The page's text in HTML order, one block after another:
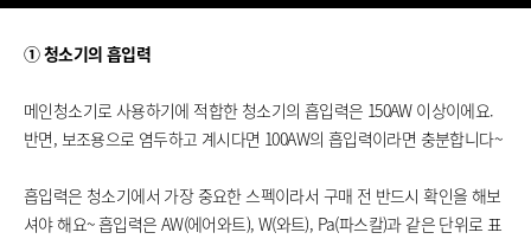
① 청소기의 흡입력
메인청소기로 사용하기에 적합한 청소기의 흡입력은 150AW 이상이에요.
반면, 보조용으로 염두하고 계시다면 100AW의 흡입력이라면 충분합니다~
흡입력은 청소기에서 가장 중요한 스펙이라서 구매 전 반드시 확인을 해보
셔야 해요~ 흡입력은 AW(에어와트), W(와트), Pa(파스칼)과 같은 단위로 표